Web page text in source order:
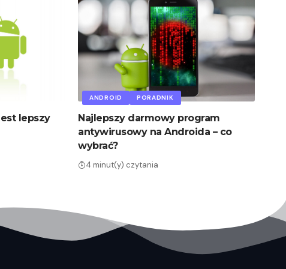
lepszy
ANDROID PORADNIK
Najlepszy darmowy program
antywirusowy na Androida – co
wybrać?
4 minut(y) czytania